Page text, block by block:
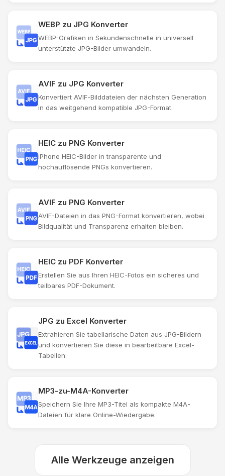
WEBP zu JPG Konverter
WEBP-Grafiken in Sekundenschnelle in universell
unterstützte JPG-Bilder umwandeln.
AVIF zu JPG Konverter
Konvertiert AVIF-Bilddateien der nächsten Generation
in das weitgehend kompatible JPG-Format.
HEIC zu PNG Konverter
iPhone HEIC-Bilder in transparente und
hochauflösende PNGs konvertieren.
AVIF zu PNG Konverter
AVIF-Dateien in das PNG-Format konvertieren, wobei
Bildqualität und Transparenz erhalten bleiben.
HEIC zu PDF Konverter
Erstellen Sie aus Ihren HEIC-Fotos ein sicheres und
teilbares PDF-Dokument.
JPG zu Excel Konverter
Extrahieren Sie tabellarische Daten aus JPG-Bildern
und konvertieren Sie diese in bearbeitbare Excel-
Tabellen.
MP3-zu-M4A-Konverter
Speichern Sie Ihre MP3-Titel als kompakte M4A-
Dateien für klare Online-Wiedergabe.
Alle Werkzeuge anzeigen